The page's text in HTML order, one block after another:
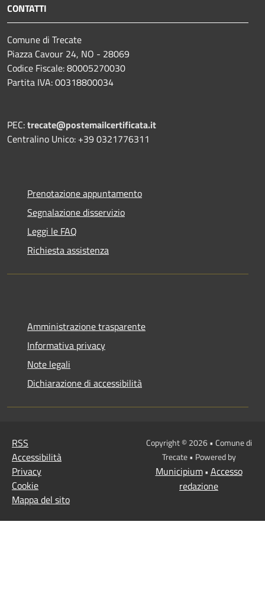
CONTATTI
Comune di Trecate
Piazza Cavour 24, NO - 28069
Codice Fiscale: 80005270030
Partita IVA: 00318800034
PEC:trecate@postemailcertificata.it
Centralino Unico: +39 0321776311
Prenotazione appuntamento
Segnalazione disservizio
Leggi le FAQ
Richiesta assistenza
Amministrazione trasparente
Informativa privacy
Note legali
Dichiarazione di accessibilità
RSS
Accessibilità
Privacy
Cookie
Mappa del sito
Copyright © 2026 • Comune di
Trecate • Powered by
Municipium• Accesso
redazione